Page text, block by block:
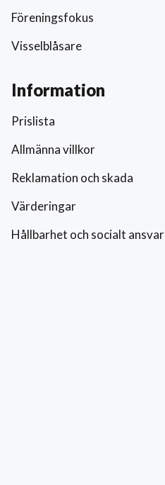
Föreningsfokus
Visselblåsare
Information
Prislista
Allmänna villkor
Reklamation och skada
Värderingar
Hållbarhet och socialt ansvar